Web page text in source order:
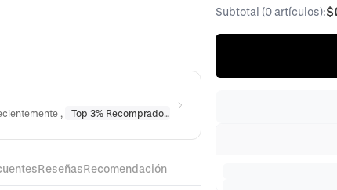
, Top 3% Recomprado
ReseñasRecomendación
Subtotal (0 artículos):